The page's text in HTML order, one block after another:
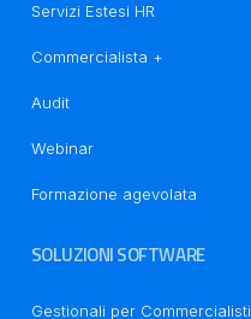
Servizi Estesi HR
Commercialista +
Audit
Webinar
Formazione agevolata
SOLUZIONI SOFTWARE
Gestionali per Commercialisti
Le tue preferenze relative alla privacy